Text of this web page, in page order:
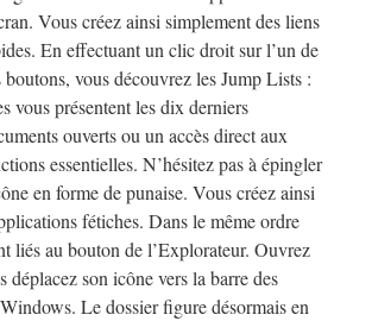
Vous créez ainsi simplement des liens
En effectuant un clic droit sur l’un de
boutons, vous découvrez les Jump Lists :
vous présentent les dix derniers
ouverts ou un accès direct aux
essentielles. N’hésitez pas à épingler
en forme de punaise. Vous créez ainsi
fétiches. Dans le même ordre
liés au bouton de l’Explorateur. Ouvrez
son icône vers la barre des
Le dossier figure désormais en